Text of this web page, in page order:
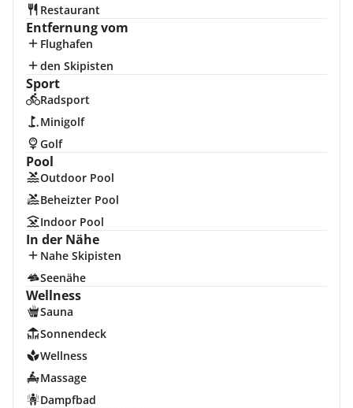
Restaurant
Entfernung vom
Flughafen
den Skipisten
Sport
Radsport
Minigolf
Golf
Pool
Outdoor Pool
Beheizter Pool
Indoor Pool
In der Nähe
Nahe Skipisten
Seenähe
Wellness
Sauna
Sonnendeck
Wellness
Massage
Dampfbad